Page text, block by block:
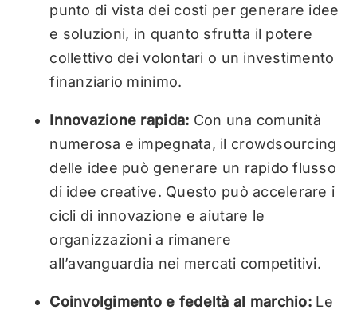
punto di vista dei costi per generare idee
e soluzioni, in quanto sfrutta il potere
collettivo dei volontari o un investimento
finanziario minimo.
Innovazione rapida: Con una comunità
numerosa e impegnata, il crowdsourcing
delle idee può generare un rapido flusso
di idee creative. Questo può accelerare i
cicli di innovazione e aiutare le
organizzazioni a rimanere
all’avanguardia nei mercati competitivi.
Coinvolgimento e fedeltà al marchio: Le